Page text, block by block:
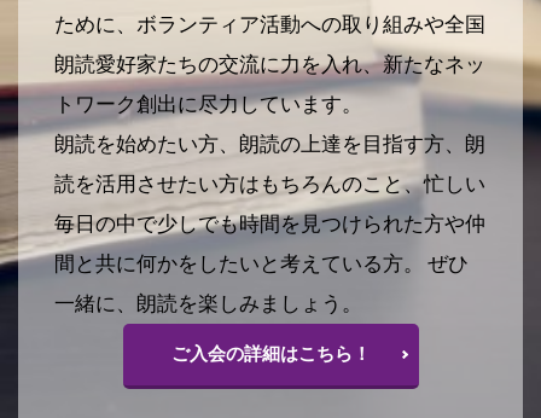
ために、ボランティア活動への取り組みや全国
朗読愛好家たちの交流に力を入れ、新たなネッ
トワーク創出に尽力しています。
朗読を始めたい方、朗読の上達を目指す方、朗
読を活用させたい方はもちろんのこと、忙しい
毎日の中で少しでも時間を見つけられた方や仲
間と共に何かをしたいと考えている方。 ぜひ
一緒に、朗読を楽しみましょう。
ご入会の詳細はこちら！